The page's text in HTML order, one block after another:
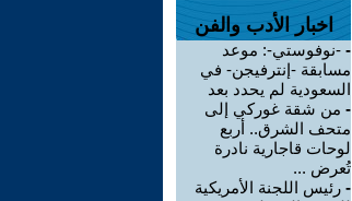
اخبار الأدب والفن
- -نوفوستي-: موعد
مسابقة -إنترفيجن- في
السعودية لم يحدد بعد
- من شقة غوركي إلى
متحف الشرق.. أربع
لوحات قاجارية نادرة
تُعرض ...
- رئيس اللجنة الأمريكية